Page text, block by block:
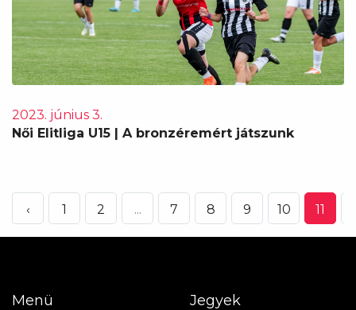
2023. június 3.
Női Elitliga U15 | A bronzéremért játszunk
‹ 1 2 ... 7 8 9 10 11
Menü Jegyek